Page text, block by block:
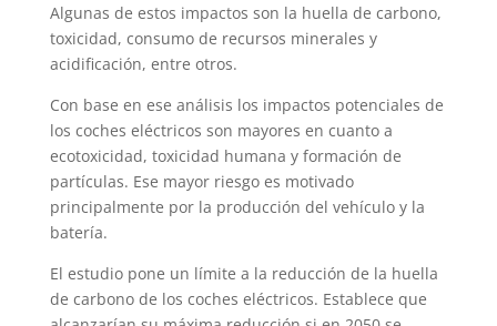
Algunas de estos impactos son la huella de carbono,
toxicidad, consumo de recursos minerales y
acidificación, entre otros.
Con base en ese análisis los impactos potenciales de
los coches eléctricos son mayores en cuanto a
ecotoxicidad, toxicidad humana y formación de
partículas. Ese mayor riesgo es motivado
principalmente por la producción del vehículo y la
batería.
El estudio pone un límite a la reducción de la huella
de carbono de los coches eléctricos. Establece que